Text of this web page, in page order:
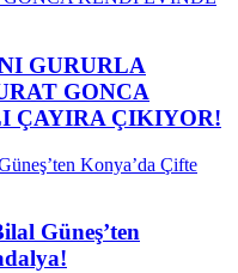
GURURLA
GONCA
ÇAYIRA ÇIKIYOR!
Güneş’ten